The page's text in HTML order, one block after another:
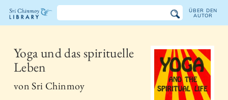
Sri
Chinmoy
Bibliothek
ÜBER DEN
AUTOR
Yoga und das spirituelle
Leben
vonSri Chinmoy